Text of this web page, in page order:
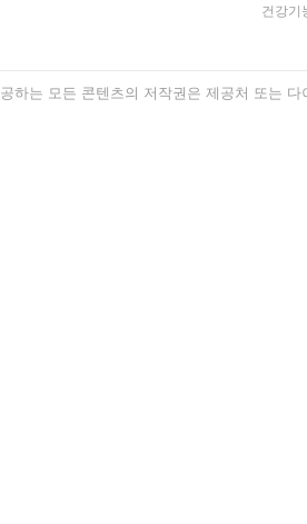
건강기
하는 모든 콘텐츠의 저작권은 제공처 또는